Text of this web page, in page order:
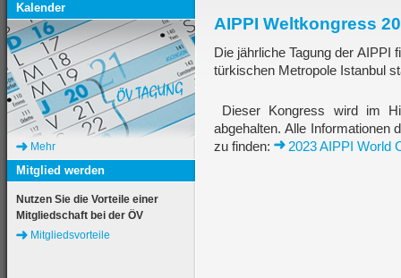
AIPPI Weltkongress
Die jährliche Tagung der AIPPI
türkischen Metropole Istanbul
Dieser Kongress wird im
abgehalten. Alle Informationen
zu finden:
2023 AIPPI World
Kalender
Mehr
Mitglied werden
Nutzen Sie die Vorteile einer
Mitgliedschaft bei der ÖV
Mitgliedsvorteile